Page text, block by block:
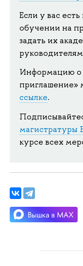
Если у вас
обучении на
задать их
руководителям
Информацию о
приглашение»
ссылке.
магистратуры
курсе всех